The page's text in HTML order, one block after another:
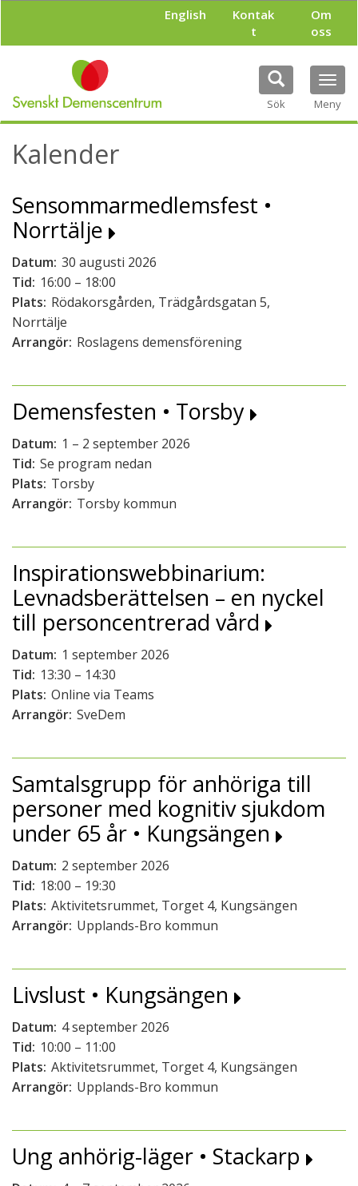
l
English
Kontak
t
Om
oss
Sök Meny
Kalender
Sensommarmedlemsfest •
Norrtälje
Datum: 30 augusti 2026
Tid: 16:00 – 18:00
Plats: Rödakorsgården, Trädgårdsgatan 5,
Norrtälje
Arrangör: Roslagens demensförening
Demensfesten • Torsby
Datum: 1 – 2 september 2026
Tid: Se program nedan
Plats: Torsby
Arrangör: Torsby kommun
Inspirationswebbinarium:
Levnadsberättelsen – en nyckel
till personcentrerad vård
Datum: 1 september 2026
Tid: 13:30 – 14:30
Plats: Online via Teams
Arrangör: SveDem
Samtalsgrupp för anhöriga till
personer med kognitiv sjukdom
under 65 år • Kungsängen
Datum: 2 september 2026
Tid: 18:00 – 19:30
Plats: Aktivitetsrummet, Torget 4, Kungsängen
Arrangör: Upplands-Bro kommun
Livslust • Kungsängen
Datum: 4 september 2026
Tid: 10:00 – 11:00
Plats: Aktivitetsrummet, Torget 4, Kungsängen
Arrangör: Upplands-Bro kommun
Ung anhörig-läger • Stackarp